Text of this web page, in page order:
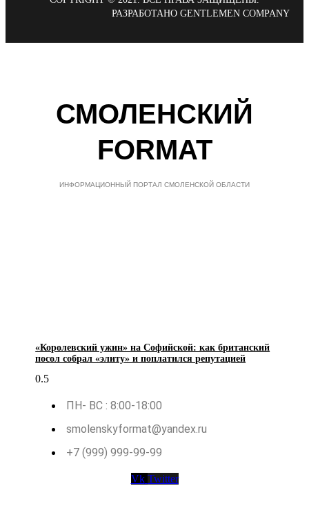
РАЗРАБОТАНО GENTLEMEN COMPANY
СМОЛЕНСКИЙ
FORMAT
ИНФОРМАЦИОННЫЙ ПОРТАЛ СМОЛЕНСКОЙ ОБЛАСТИ
«Королевский ужин» на Софийской: как британский
посол собрал «элиту» и поплатился репутацией
ПН- ВС : 8:00-18:00
smolenskyformat@yandex.ru
+7 (999) 999-99-99
Vk Twitter